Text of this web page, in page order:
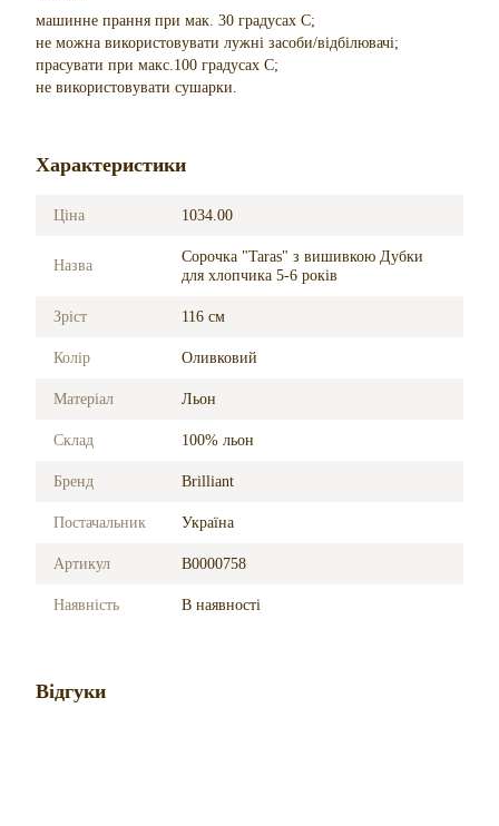
машинне прання при мак. 30 градусах С;
не можна використовувати лужні засоби/відбілювачі;
прасувати при макс.100 градусах С;
не використовувати сушарки.
Характеристики
Ціна 1034.00
Назва
Сорочка "Taras" з вишивкою Дубки
для хлопчика 5-6 років
Зріст 116 см
Колір Оливковий
Матеріал Льон
Склад 100% льон
Бренд Brilliant
Постачальник Україна
Артикул B0000758
Наявність В наявності
Відгуки